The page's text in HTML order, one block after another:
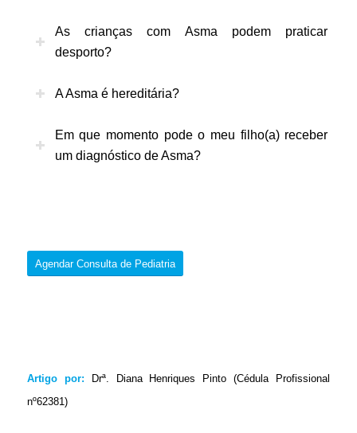
As crianças com Asma podem praticar
desporto?
A Asma é hereditária?
Em que momento pode o meu filho(a) receber
um diagnóstico de Asma?
Agendar Consulta de Pediatria
Artigo por: Drª. Diana Henriques Pinto (Cédula Profissional
nº62381)